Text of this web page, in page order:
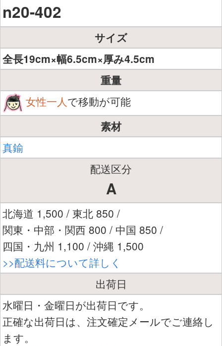
n20-402
サイズ
全長19cm×幅6.5cm×厚み4.5cm
重量
女性一人で移動が可能
素材
真鍮
配送区分
A
北海道 1,500 / 東北 850 /
関東・中部・関西 800 / 中国 850 /
四国・九州 1,100 / 沖縄 1,500
>>配送料について詳しく
出荷日
水曜日・金曜日が出荷日です。
正確な出荷日は、注文確定メールでご連絡し
ます。